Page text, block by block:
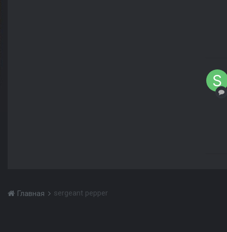
Главная sergeant pepper